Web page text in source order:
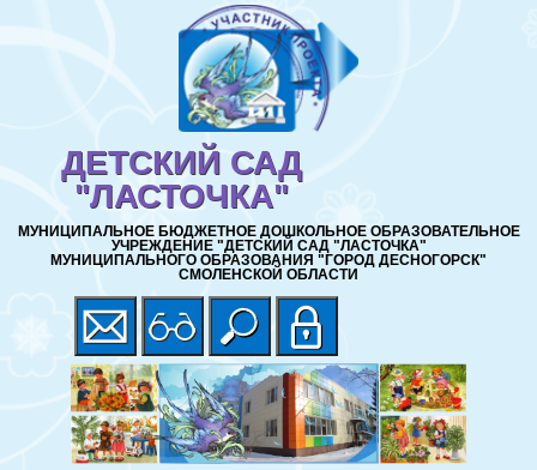
ДЕТСКИЙ САД
"ЛАСТОЧКА"
МУНИЦИПАЛЬНОЕ БЮДЖЕТНОЕ ДОШКОЛЬНОЕ ОБРАЗОВАТЕЛЬНОЕ
УЧРЕЖДЕНИЕ "ДЕТСКИЙ САД "ЛАСТОЧКА"
МУНИЦИПАЛЬНОГО ОБРАЗОВАНИЯ "ГОРОД ДЕСНОГОРСК"
СМОЛЕНСКОЙ ОБЛАСТИ